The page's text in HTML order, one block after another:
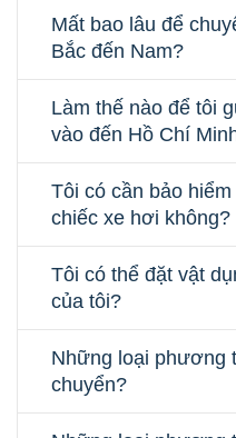
Mất bao lâu để
Bắc đến Nam?
Làm thế nào để tôi
vào đến Hồ Chí
Tôi có cần bảo
chiếc xe hơi không?
Tôi có thể đặt vật
của tôi?
Những loại phương
chuyển?